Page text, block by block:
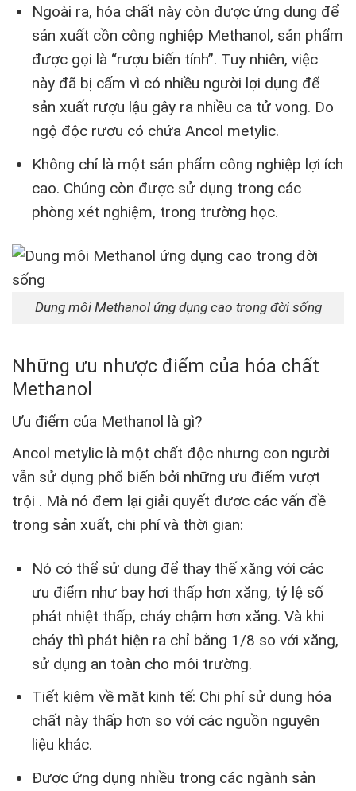
Ngoài ra, hóa chất này còn được ứng dụng để
sản xuất cồn công nghiệp Methanol, sản phẩm
được gọi là “rượu biến tính”. Tuy nhiên, việc
này đã bị cấm vì có nhiều người lợi dụng để
sản xuất rượu lậu gây ra nhiều ca tử vong. Do
ngộ độc rượu có chứa Ancol metylic.
Không chỉ là một sản phẩm công nghiệp lợi ích
cao. Chúng còn được sử dụng trong các
phòng xét nghiệm, trong trường học.
Dung môi Methanol ứng dụng cao trong đời sống
Những ưu nhược điểm của hóa chất
Methanol
Ưu điểm của Methanol là gì?
Ancol metylic là một chất độc nhưng con người
vẫn sử dụng phổ biến bởi những ưu điểm vượt
trội . Mà nó đem lại giải quyết được các vấn đề
trong sản xuất, chi phí và thời gian:
Nó có thể sử dụng để thay thế xăng với các
ưu điểm như bay hơi thấp hơn xăng, tỷ lệ số
phát nhiệt thấp, cháy chậm hơn xăng. Và khi
cháy thì phát hiện ra chỉ bằng 1/8 so với xăng,
sử dụng an toàn cho môi trường.
Tiết kiệm về mặt kinh tế: Chi phí sử dụng hóa
chất này thấp hơn so với các nguồn nguyên
liệu khác.
Được ứng dụng nhiều trong các ngành sản